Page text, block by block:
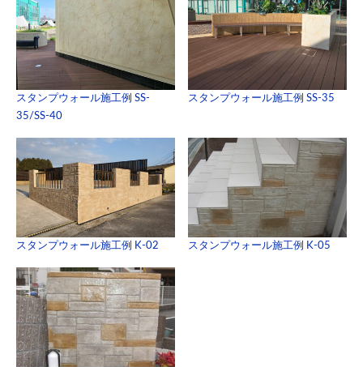
スタンプウォール施工例 SS-
35/SS-40
スタンプウォール施工例 SS-35
スタンプウォール施工例 K-02 スタンプウォール施工例 K-05